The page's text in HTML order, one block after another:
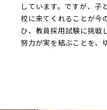
しています。ですが、子
校に来てくれることが今
ひ、教員採用試験に挑戦
努力が実を結ぶことを、